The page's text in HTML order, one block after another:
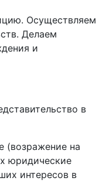
Осуществляем
Делаем
и
в
(возражение на
юридические
интересов в